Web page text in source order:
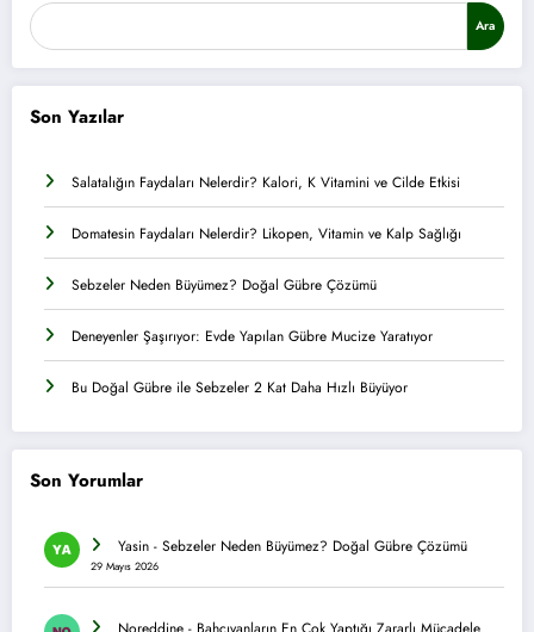
Ara
Son Yazılar
Salatalığın Faydaları Nelerdir? Kalori, K Vitamini ve Cilde Etkisi
Domatesin Faydaları Nelerdir? Likopen, Vitamin ve Kalp Sağlığı
Sebzeler Neden Büyümez? Doğal Gübre Çözümü
Deneyenler Şaşırıyor: Evde Yapılan Gübre Mucize Yaratıyor
Bu Doğal Gübre ile Sebzeler 2 Kat Daha Hızlı Büyüyor
Son Yorumlar
Yasin - Sebzeler Neden Büyümez? Doğal Gübre Çözümü
29 Mayıs 2026